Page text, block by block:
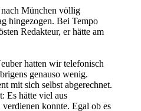
München völlig
hingezogen. Bei Tempo
Redakteur, er hätte am
hatten wir telefonisch
genauso wenig.
mit sich selbst abgerechnet.
Es hätte viel aus
konnte. Egal ob es